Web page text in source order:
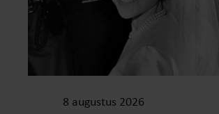
8 augustus 2026